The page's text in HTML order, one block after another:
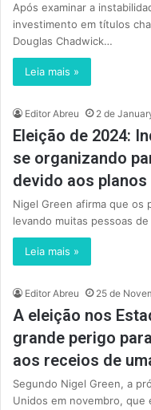
Após examinar a
investimento em títulos
Douglas Chadwick…
Leia mais »
Editor Abreu 2 de
Eleição de 2024:
se organizando
devido aos
Nigel Green afirma que os
levando muitas pessoas
Leia mais »
Editor Abreu 25 de
A eleição nos
grande perigo
aos receios de
Segundo Nigel Green, a
Unidos em novembro,